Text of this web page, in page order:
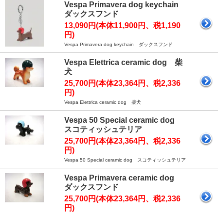
Vespa Primavera dog keychain
ダックスフンド
13,090円(本体11,900円、税1,190
円)
Vespa Primavera dog keychain ダックスフンド
Vespa Elettrica ceramic dog 柴
犬
25,700円(本体23,364円、税2,336
円)
Vespa Elettrica ceramic dog 柴犬
Vespa 50 Special ceramic dog
スコティッシュテリア
25,700円(本体23,364円、税2,336
円)
Vespa 50 Special ceramic dog スコティッシュテリア
Vespa Primavera ceramic dog
ダックスフンド
25,700円(本体23,364円、税2,336
円)